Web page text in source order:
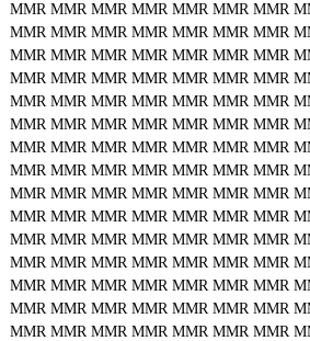
MMR MMR MMR MMR MMR MMR MMR
MMR MMR MMR MMR MMR MMR MMR
MMR MMR MMR MMR MMR MMR MMR
MMR MMR MMR MMR MMR MMR MMR
MMR MMR MMR MMR MMR MMR MMR
MMR MMR MMR MMR MMR MMR MMR
MMR MMR MMR MMR MMR MMR MMR
MMR MMR MMR MMR MMR MMR MMR
MMR MMR MMR MMR MMR MMR MMR
MMR MMR MMR MMR MMR MMR MMR
MMR MMR MMR MMR MMR MMR MMR
MMR MMR MMR MMR MMR MMR MMR
MMR MMR MMR MMR MMR MMR MMR
MMR MMR MMR MMR MMR MMR MMR
MMR MMR MMR MMR MMR MMR MMR